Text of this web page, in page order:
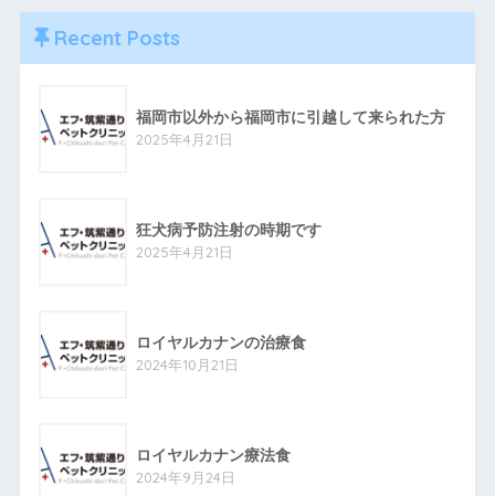
Recent Posts
福岡市以外から福岡市に引越して来られた方
2025年4月21日
狂犬病予防注射の時期です
2025年4月21日
ロイヤルカナンの治療食
2024年10月21日
ロイヤルカナン療法食
2024年9月24日